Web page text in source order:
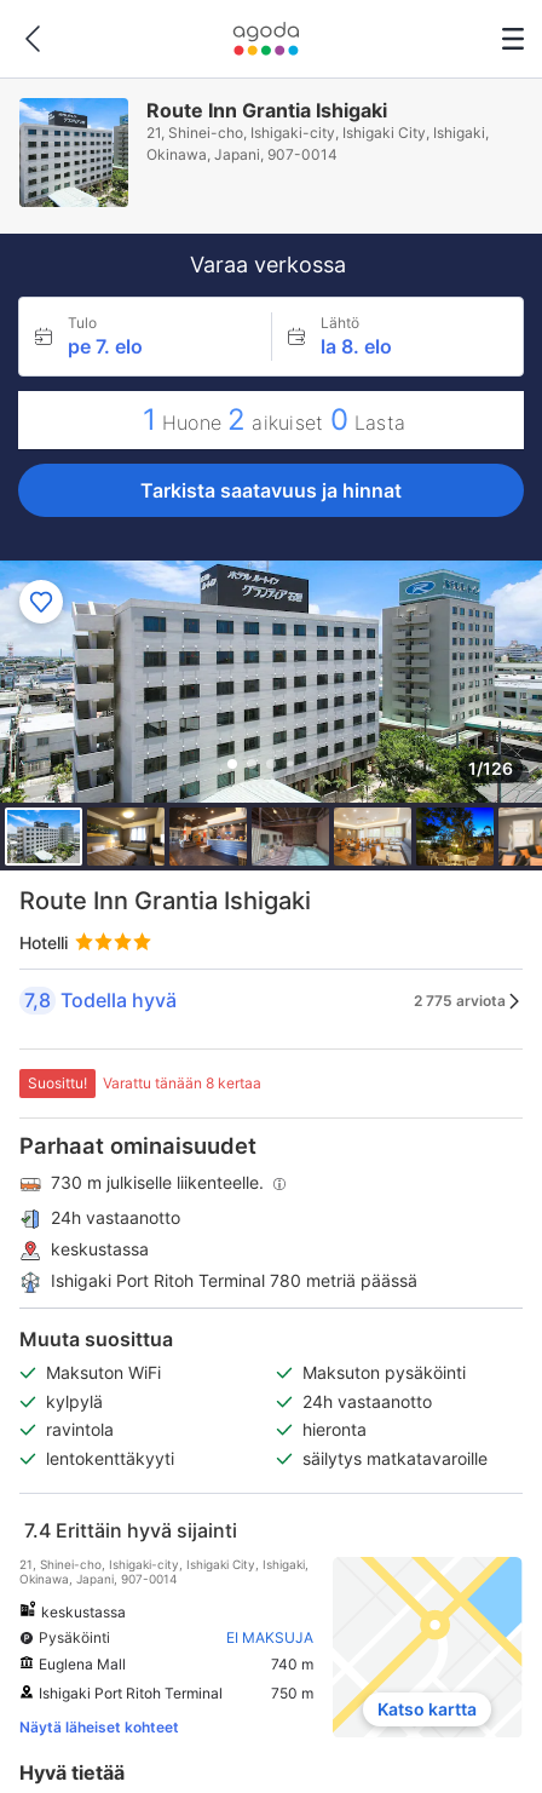
Route Inn Grantia Ishigaki
21, Shinei-cho, Ishigaki-city, Ishigaki City, Ishigaki,
Okinawa, Japani, 907-0014
Varaa verkossa
Tulo
pe 7. elo
Lähtö
la 8. elo
1 Huone 2 aikuiset 0 Lasta
Tarkista saatavuus ja hinnat
1/126
Route Inn Grantia Ishigaki
Hotelli
7,8 Todella hyvä 2 775 arviota
Suosittu! Varattu tänään 8 kertaa
Parhaat ominaisuudet
730 m julkiselle liikenteelle.
24h vastaanotto
keskustassa
Ishigaki Port Ritoh Terminal 780 metriä päässä
Muuta suosittua
Maksuton WiFi
Maksuton pysäköinti
kylpylä
24h vastaanotto
ravintola
hieronta
lentokenttäkyyti
säilytys matkatavaroille
7.4 Erittäin hyvä sijainti
21, Shinei-cho, Ishigaki-city, Ishigaki City, Ishigaki,
Okinawa, Japani, 907-0014
keskustassa
Pysäköinti
EI MAKSUJA
Euglena Mall
740 m
Ishigaki Port Ritoh Terminal
750 m
Näytä läheiset kohteet
Katso kartta
Hyvä tietää